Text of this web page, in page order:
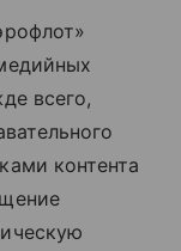
всего,
контента